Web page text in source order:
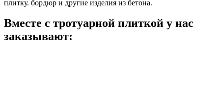
плитку. бордюр и другие изделия из бетона.
Вместе с тротуарной плиткой у нас
заказывают: